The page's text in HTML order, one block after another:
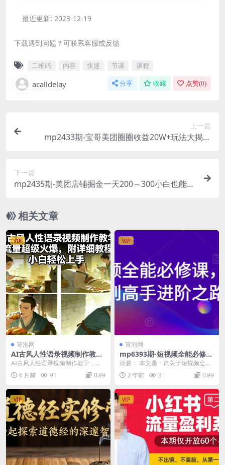
最近更新: 2023-12-19
下载遇到问题？可联系客服或反馈
二维码 内容 快速 节课 课程
acalldelay 分享 收藏 点赞(0)
上一篇
mp2433期-宝哥美团圈圈收益20W+玩法大揭秘
下一篇
mp2435期-美团店铺掘金一天200～300小白也能轻
金秘籍小白也能轻松过万，无需任何经验)
相关文章
VIP
冒泡网
AI古风人性语录视频制作教
学，流量超级火爆，附详细教
AI古风人性语录视频制作教学，流
量超级火爆，附详细教程，小白轻
松上手 这类视频播...
6 月前 91 0.99
VIP
冒泡网
mp6393期-短视频全能必修
课，小白到高手进阶之路
摘要： 本文是一篇关于短视频全能
必修课的文章，旨在帮助读者从小
白逐步进阶到高手。...
2 年前 3 0.99
VIP VIP